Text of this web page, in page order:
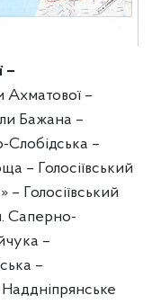
–
Ахматової –
Бажана –
Слобідська –
– Голосіївський
– Голосіївський
Саперно-
–
–